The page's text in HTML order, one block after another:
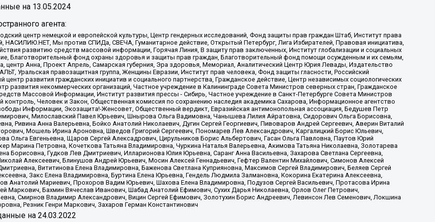
на 13.05.2024
агента:
центр немецкой и европейской культуры, Центр гендерных исследований, Фонд защиты прав граждан Штаб, Институт права
НАСИЛИЮ.НЕТ, Мы против СПИДа, СВЕЧА, Гуманитарное действие, Открытый Петербург, Лига Избирателей, Правовая инициатива,
развитию средств массовой информации, Горячая Линия, В защиту прав заключенных, Институт глобализации и социальных
Благотворительный фонд охраны здоровья и защиты прав граждан, Благотворительный фонд помощи осужденным и их семьям,
центр Анна, Проект Апрель, Самарская губерния, Эра здоровья, Мемориал, Аналитический Центр Юрия Левады, Издательство
Уральская правозащитная группа, Женщины Евразии, Институт прав человека, Фонд защиты гласности, Российский
развития гражданских инициатив и социального партнерства, Гражданское действие, Центр независимых социологических
некоммерческих организаций, Частное учреждение в Калининграде Совета Министров северных стран, Гражданское
Массовой Информации, Институт развития прессы - Сибирь, Частное учреждение в Санкт-Петербурге Совета Министров
Человек и Закон, Общественная комиссия по сохранению наследия академика Сахарова, Информационное агентство
Информации, Экозащита!-Женсовет, Общественный вердикт, Евразийская антимонопольная ассоциация, Бедушев Петр
Милославский Павел Юрьевич, Шнырова Ольга Вадимовна, Чанышева Лилия Айратовна, Сидорович Ольга Борисовна,
Ривина Анна Валерьевна, Бойко Анатолий Николаевич, Дугин Сергей Георгиевич, Пивоваров Андрей Сергеевич, Аверин Виталий
Мошель Ирина Ароновна, Шведов Григорий Сергеевич, Пономарев Лев Александрович, Каргалицкий Борис Юльевич,
Ольга Евгеньевна, Щаров Сергей Алексадрович, Цирульников Борис Альбертович, Гасан Ольга Павловна, Паутов Юрий
Марина Петровна, Кочеткова Татьяна Владимировна, Чуркина Наталья Валерьевна, Акимова Татьяна Николаевна, Золотарева
Борисовна, Гудков Лев Дмитриевич, Илларионова Юлия Юрьевна, Саранг Анна Васильевна, Захарова Светлана Сергеевна,
Алексеевич, Блинушов Андрей Юрьевич, Мосин Алексей Геннадьевич, Гефтер Валентин Михайлович, Симонов Алексей
Вититинова Елена Владимировна, Баженова Светлана Куприяновна, Максимов Сергей Владимирович, Беляев Сергей
Закс Елена Владимировна, Буртина Елена Юрьевна, Гендель Людмила Залмановна, Кокорина Екатерина Алексеевна,
Анатолий Мариевич, Прохоров Вадим Юрьевич, Шахова Елена Владимировна, Подузов Сергей Васильевич, Протасова Ирина
Маркович, Бахмин Вячеслав Иванович, Шабад Анатолий Ефимович, Сухих Дарья Николаевна, Орлов Олег Петрович,
Смирнов Владимир Александрович, Вицин Сергей Ефимович, Золотухин Борис Андреевич, Левинсон Лев Семенович, Локшина
Резник Генри Маркович, Захаров Герман Константинович
на 24.03.2022